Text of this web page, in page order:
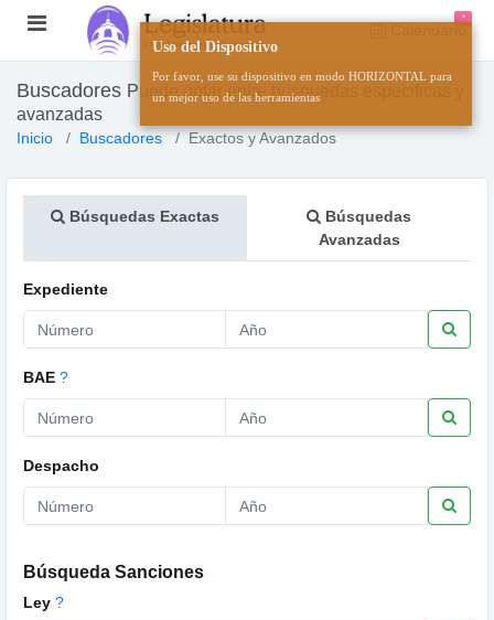
*
Buscadores Puede optar entre busquedas especificas y
avanzadas
Inicio Buscadores Exactos y Avanzados
Búsquedas Exactas
Búsquedas
Avanzadas
Expediente
BAE ?
Despacho
Búsqueda Sanciones
Ley ?
Uso del Dispositivo
Por favor, use su dispositivo en modo HORIZONTAL para
un mejor uso de las herramientas